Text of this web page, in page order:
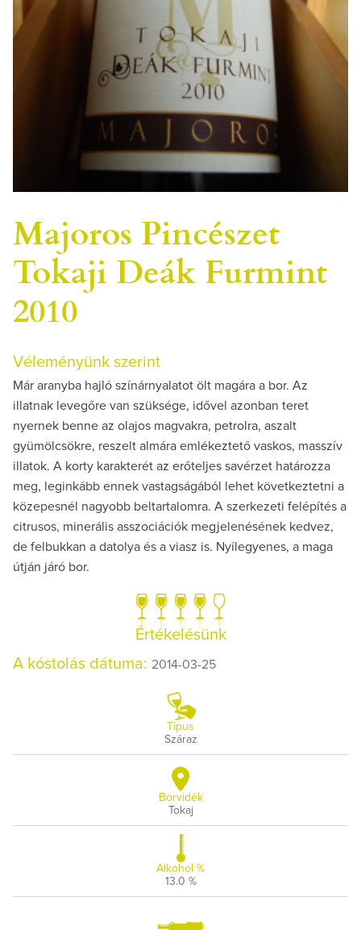
Majoros Pincészet
Tokaji Deák Furmint
2010
Véleményünk szerint
Már aranyba hajló színárnyalatot ölt magára a bor. Az
illatnak levegőre van szüksége, idővel azonban teret
nyernek benne az olajos magvakra, petrolra, aszalt
gyümölcsökre, reszelt almára emlékeztető vaskos, masszív
illatok. A korty karakterét az erőteljes savérzet határozza
meg, leginkább ennek vastagságából lehet következtetni a
közepesnél nagyobb beltartalomra. A szerkezeti felépítés a
citrusos, minerális asszociációk megjelenésének kedvez,
de felbukkan a datolya és a viasz is. Nyílegyenes, a maga
útján járó bor.
Értékelésünk
A kóstolás dátuma: 2014-03-25
Típus
Száraz
Borvidék
Tokaj
Alkohol %
13.0 %